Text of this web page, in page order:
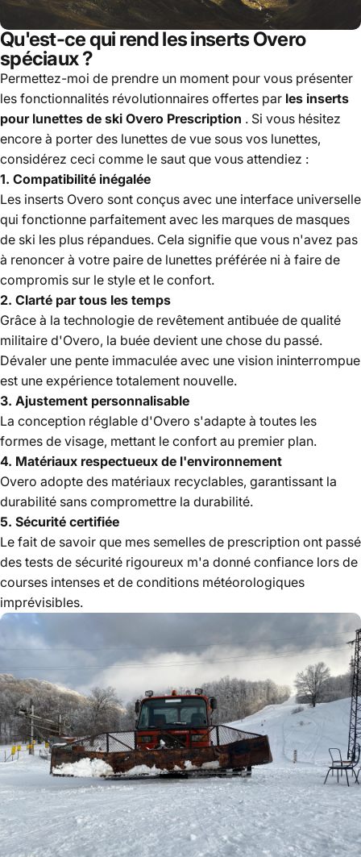
Qu'est-ce qui rend les inserts Overo
spéciaux ?
Permettez-moi de prendre un moment pour vous présenter
les fonctionnalités révolutionnaires offertes par les inserts
pour lunettes de ski Overo Prescription . Si vous hésitez
encore à porter des lunettes de vue sous vos lunettes,
considérez ceci comme le saut que vous attendiez :
1. Compatibilité inégalée
Les inserts Overo sont conçus avec une interface universelle
qui fonctionne parfaitement avec les marques de masques
de ski les plus répandues. Cela signifie que vous n'avez pas
à renoncer à votre paire de lunettes préférée ni à faire de
compromis sur le style et le confort.
2. Clarté par tous les temps
Grâce à la technologie de revêtement antibuée de qualité
militaire d'Overo, la buée devient une chose du passé.
Dévaler une pente immaculée avec une vision ininterrompue
est une expérience totalement nouvelle.
3. Ajustement personnalisable
La conception réglable d'Overo s'adapte à toutes les
formes de visage, mettant le confort au premier plan.
4. Matériaux respectueux de l'environnement
Overo adopte des matériaux recyclables, garantissant la
durabilité sans compromettre la durabilité.
5. Sécurité certifiée
Le fait de savoir que mes semelles de prescription ont passé
des tests de sécurité rigoureux m'a donné confiance lors de
courses intenses et de conditions météorologiques
imprévisibles.